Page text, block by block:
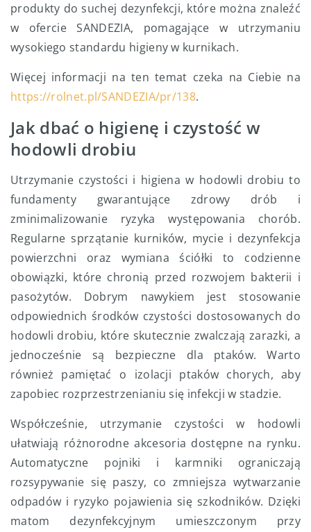
produkty do suchej dezynfekcji, które można znaleźć
w ofercie SANDEZIA, pomagające w utrzymaniu
wysokiego standardu higieny w kurnikach.
Więcej informacji na ten temat czeka na Ciebie na
https://rolnet.pl/SANDEZIA/pr/138.
Jak dbać o higienę i czystość w
hodowli drobiu
Utrzymanie czystości i higiena w hodowli drobiu to
fundamenty gwarantujące zdrowy drób i
zminimalizowanie ryzyka występowania chorób.
Regularne sprzątanie kurników, mycie i dezynfekcja
powierzchni oraz wymiana ściółki to codzienne
obowiązki, które chronią przed rozwojem bakterii i
pasożytów. Dobrym nawykiem jest stosowanie
odpowiednich środków czystości dostosowanych do
hodowli drobiu, które skutecznie zwalczają zarazki, a
jednocześnie są bezpieczne dla ptaków. Warto
również pamiętać o izolacji ptaków chorych, aby
zapobiec rozprzestrzenianiu się infekcji w stadzie.
Współcześnie, utrzymanie czystości w hodowli
ułatwiają różnorodne akcesoria dostępne na rynku.
Automatyczne pojniki i karmniki ograniczają
rozsypywanie się paszy, co zmniejsza wytwarzanie
odpadów i ryzyko pojawienia się szkodników. Dzięki
matom dezynfekcyjnym umieszczonym przy